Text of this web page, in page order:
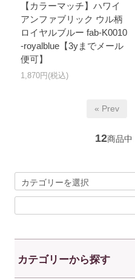
【カラーマッチ】ハワイ
アンファブリック ウル柄
ロイヤルブルー fab-K0010
-royalblue【3yまでメール
便可】
1,870円(税込)
« Prev
12商品中
カテゴリーから探す